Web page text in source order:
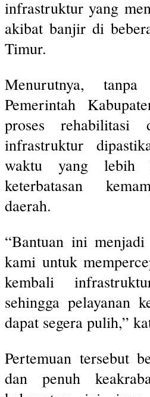
infrastruktur yang
akibat banjir di
Timur.
Menurutnya,
Pemerintah
proses rehabilitasi
infrastruktur
waktu yang lebih
keterbatasan
daerah.
“Bantuan ini
kami untuk
kembali
sehingga pelayanan
dapat segera pulih,”
Pertemuan tersebut
dan penuh